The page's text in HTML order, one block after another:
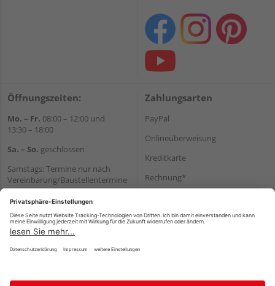
Öffnungszeiten:
Mo. – Fr. 08:00 – 12:00 und
13:30 – 18:00
Sa. – So. geschlossen
Samstags: Termine nur nach
Vereinbarung/Baustellentermine
Wir helfen Ihnen gerne
weiter
Tel.:+49 6062 956180
E-Mail:shop@holzland-seibert.de
Zahlungsarten
PayPal
Onlineüberweisung
Kreditkarte
Rechnung*
Versand
Impressum AGB Widerruf Datenschutz